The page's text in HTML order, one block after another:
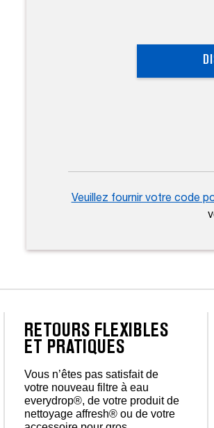
Veuillez fournir votre code
RETOURS FLEXIBLES
ET PRATIQUES
Vous n’êtes pas satisfait de
votre nouveau filtre à eau
everydrop®, de votre produit de
nettoyage affresh® ou de votre